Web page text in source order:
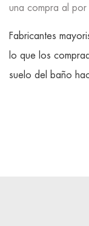
una compra al
Fabricantes
lo que los
suelo del baño